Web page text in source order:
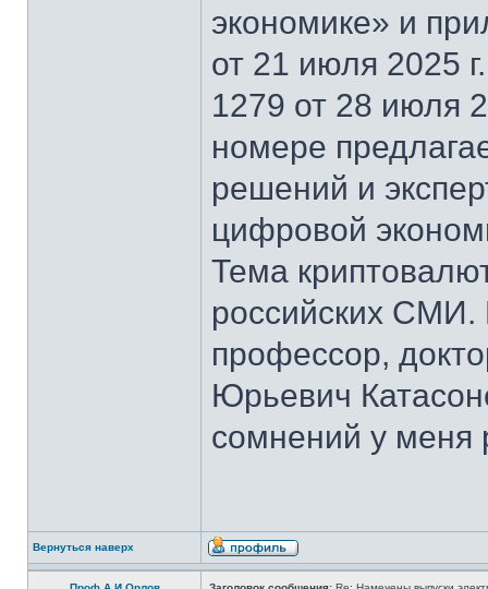
экономике» и
от 21 июля 2025
1279 от 28 июля
номере
решений и
цифровой
Тема
российских СМИ.
профессор,
Юрьевич
сомнений у меня
Вернуться наверх